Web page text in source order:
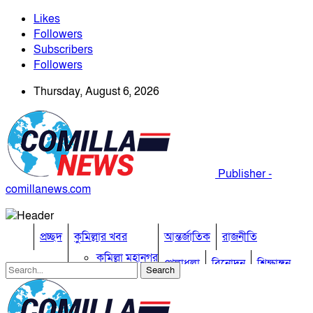
Likes
Followers
Subscribers
Followers
Thursday, August 6, 2026
Publisher -
comillanews.com
প্রচ্ছদ
কুমিল্লার খবর
কুমিল্লা মহানগর
আদর্শ সদর
চৌদ্দগ্রাম
আন্তর্জাতিক
রাজনীতি
খেলাধুলা
বিনোদন
শিক্ষাঙ্গন